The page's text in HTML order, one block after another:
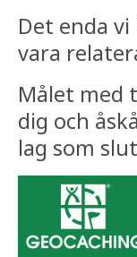
Det enda
vara
Målet med
dig och
lag som